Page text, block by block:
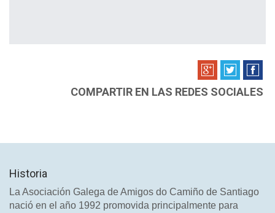
COMPARTIR EN LAS REDES SOCIALES
Historia
La Asociación Galega de Amigos do Camiño de Santiago
nació en el año 1992 promovida principalmente para